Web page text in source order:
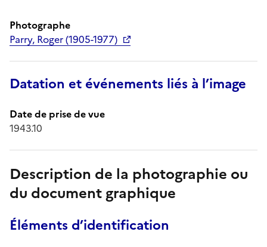
Photographe
Parry, Roger (1905-1977)
Datation et événements liés à l’image
Date de prise de vue
1943.10
Description de la photographie ou
du document graphique
Éléments d’identification